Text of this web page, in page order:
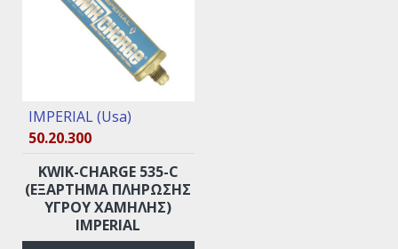
IMPERIAL (Usa)
50.20.300
KWIK-CHARGE 535-C
(ΕΞΆΡΤΗΜΑ ΠΛΉΡΩΣΗΣ
ΥΓΡΟΎ ΧΑΜΗΛΉΣ)
IMPERIAL